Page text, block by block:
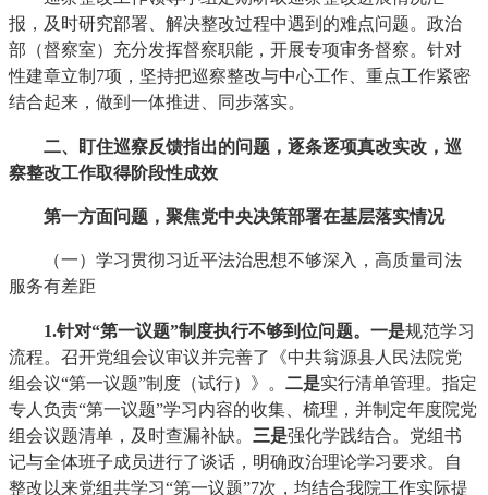
报，及时研究部署、解决整改过程中遇到的难点问题。政治
部（督察室）充分发挥督察职能，开展专项审务督察。针对
性建章立制7项，坚持把巡察整改与中心工作、重点工作紧密
结合起来，做到一体推进、同步落实。
二、盯住巡察反馈指出的问题，逐条逐项真改实改，巡
察整改工作取得阶段性成效
第一方面问题，聚焦党中央决策部署在基层落实情况
（一）学习贯彻习近平法治思想不够深入，高质量司法
服务有差距
1.针对“第一议题”制度执行不够到位问题。一是规范学习
流程。召开党组会议审议并完善了《中共翁源县人民法院党
组会议“第一议题”制度（试行）》。二是实行清单管理。指定
专人负责“第一议题”学习内容的收集、梳理，并制定年度院党
组会议题清单，及时查漏补缺。 三是强化学践结合。党组书
记与全体班子成员进行了谈话，明确政治理论学习要求。自
整改以来党组共学习“第一议题”7次，均结合我院工作实际提